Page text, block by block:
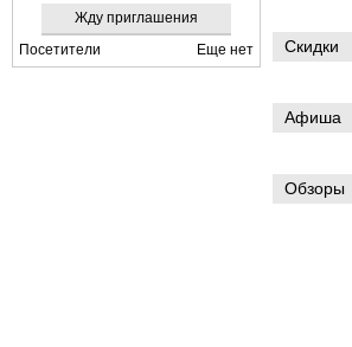
Жду приглашения
Посетители
Еще нет Скидки
Афиша
Обзоры